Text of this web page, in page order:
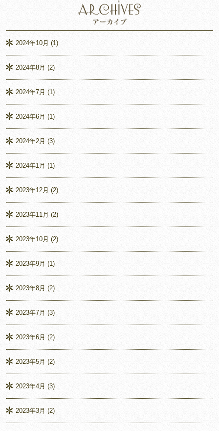
2024年10月 (1)
2024年8月 (2)
2024年7月 (1)
2024年6月 (1)
2024年2月 (3)
2024年1月 (1)
2023年12月 (2)
2023年11月 (2)
2023年10月 (2)
2023年9月 (1)
2023年8月 (2)
2023年7月 (3)
2023年6月 (2)
2023年5月 (2)
2023年4月 (3)
2023年3月 (2)